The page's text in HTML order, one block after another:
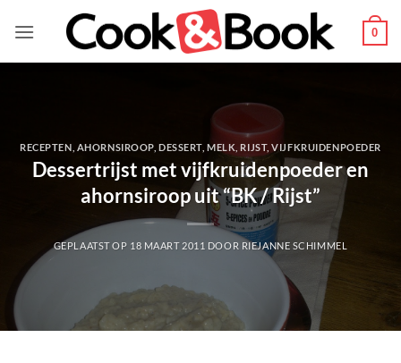
naar
0
RECEPTEN AHORNSIROOP, DESSERT,MELK ,RIJST,VIJFKRUIDENPOEDER
Dessertrijst met vijfkruidenpoeder en
ahornsiroop uit “BK / Rijst”
GEPLAATST OP 18 MAART 2011 DOOR RIEJANNE SCHIMMEL